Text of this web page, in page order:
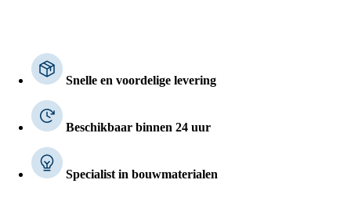
Snelle en voordelige levering
Beschikbaar binnen 24 uur
Specialist in bouwmaterialen